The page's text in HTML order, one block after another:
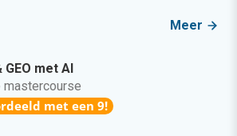
Meer
GEO met AI
mastercourse
met een 9!